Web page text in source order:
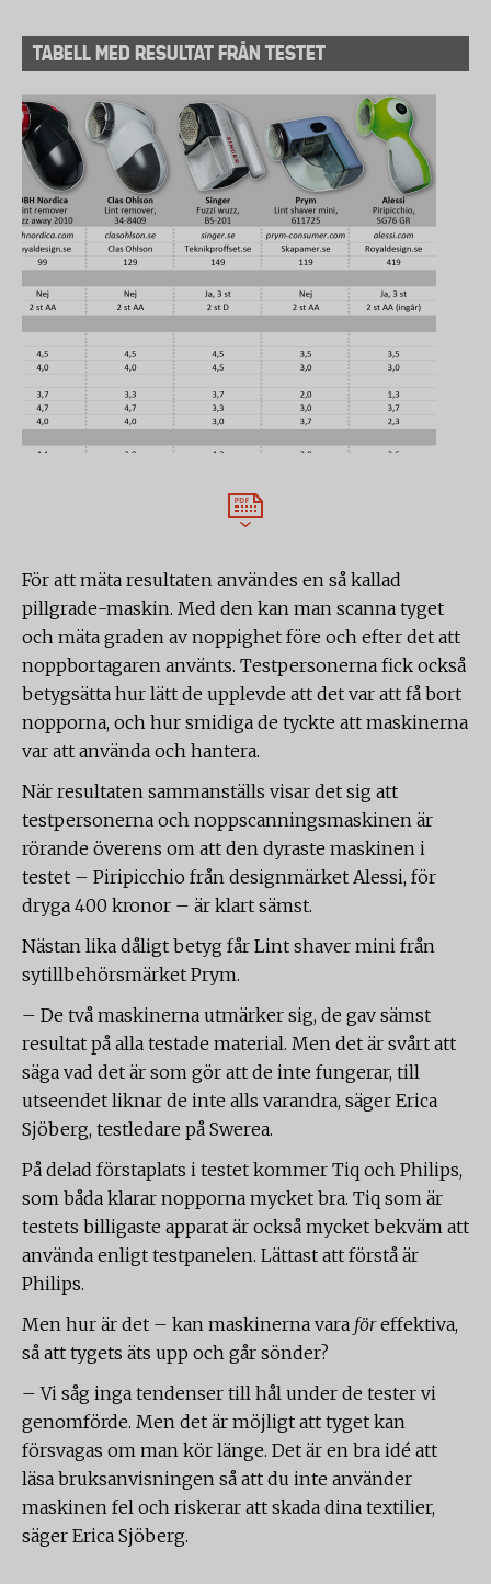
TABELL MED RESULTAT FRÅN TESTET
För att mäta resultaten användes en så kallad
pillgrade-maskin. Med den kan man scanna tyget
och mäta graden av noppighet före och efter det att
noppbortagaren använts. Testpersonerna fick också
betygsätta hur lätt de upplevde att det var att få bort
nopporna, och hur smidiga de tyckte att maskinerna
var att använda och hantera.
När resultaten sammanställs visar det sig att
testpersonerna och noppscanningsmaskinen är
rörande överens om att den dyraste maskinen i
testet – Piripicchio från designmärket Alessi, för
dryga 400 kronor – är klart sämst.
Nästan lika dåligt betyg får Lint shaver mini från
sytillbehörsmärket Prym.
– De två maskinerna utmärker sig, de gav sämst
resultat på alla testade material. Men det är svårt att
säga vad det är som gör att de inte fungerar, till
utseendet liknar de inte alls varandra, säger Erica
Sjöberg, testledare på Swerea.
På delad förstaplats i testet kommer Tiq och Philips,
som båda klarar nopporna mycket bra. Tiq som är
testets billigaste apparat är också mycket bekväm att
använda enligt testpanelen. Lättast att förstå är
Philips.
Men hur är det – kan maskinerna vara föreffektiva,
så att tygets äts upp och går sönder?
– Vi såg inga tendenser till hål under de tester vi
genomförde. Men det är möjligt att tyget kan
försvagas om man kör länge. Det är en bra idé att
läsa bruksanvisningen så att du inte använder
maskinen fel och riskerar att skada dina textilier,
säger Erica Sjöberg.